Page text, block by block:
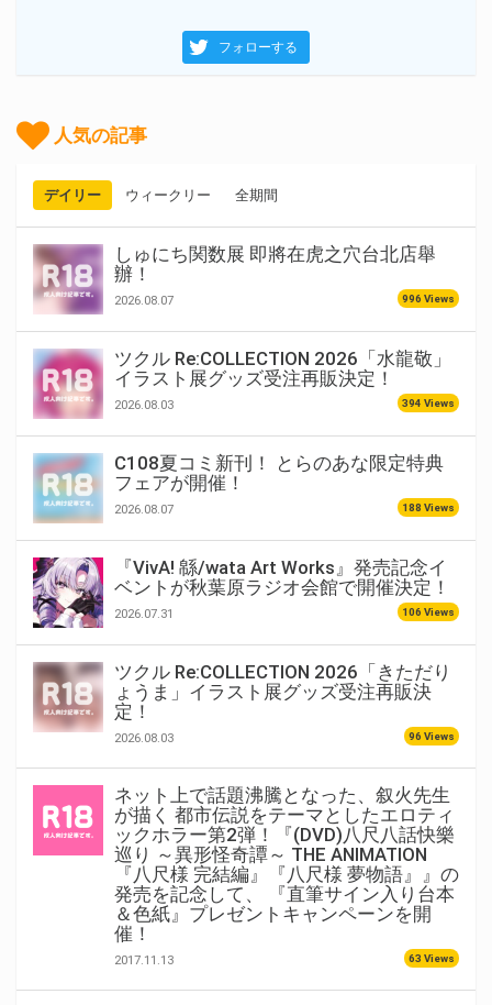
フォローする
人気の記事
デイリー ウィークリー 全期間
しゅにち関数展 即將在虎之穴台北店舉
辦！
2026.08.07 996 Views
ツクル Re:COLLECTION 2026「水龍敬」
イラスト展グッズ受注再販決定！
2026.08.03 394 Views
C108夏コミ新刊！ とらのあな限定特典
フェアが開催！
2026.08.07 188 Views
『VivA! 緜/wata Art Works』発売記念イ
ベントが秋葉原ラジオ会館で開催決定！
2026.07.31 106 Views
ツクル Re:COLLECTION 2026「きただり
ょうま」イラスト展グッズ受注再販決
定！
2026.08.03 96 Views
ネット上で話題沸騰となった、叙火先生
が描く 都市伝説をテーマとしたエロティ
ックホラー第2弾！『(DVD)八尺八話快樂
巡り ～異形怪奇譚～ THE ANIMATION
『八尺様 完結編』『八尺様 夢物語』』の
発売を記念して、 『直筆サイン入り台本
＆色紙』プレゼントキャンペーンを開
催！
2017.11.13 63 Views